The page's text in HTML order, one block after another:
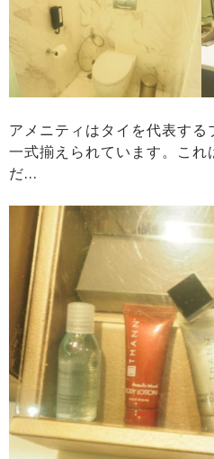
アメニティはタイを代表す
一式揃えられています。こ
だ…